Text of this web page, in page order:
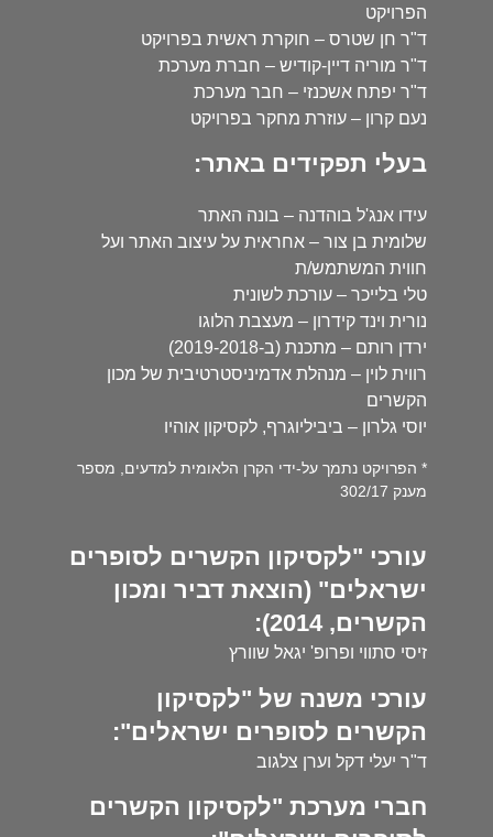
הפרויקט
ד"ר חן שטרס – חוקרת ראשית בפרויקט
ד"ר מוריה דיין-קודיש – חברת מערכת
ד"ר יפתח אשכנזי – חבר מערכת
נעם קרון – עוזרת מחקר בפרויקט
בעלי תפקידים באתר:
עידו אנג'ל בוהדנה – בונה האתר
שלומית בן צור – אחראית על עיצוב האתר ועל
חווית המשתמש/ת
טלי בלייכר – עורכת לשונית
נורית וינד קידרון – מעצבת הלוגו
ירדן רותם – מתכנת (ב-2019-2018)
רווית לוין – מנהלת אדמיניסטרטיבית של מכון
הקשרים
יוסי גלרון – ביביליוגרף, לקסיקון אוהיו
* הפרויקט נתמך על-ידי הקרן הלאומית למדעים, מספר
מענק 302/17
עורכי "לקסיקון הקשרים לסופרים
ישראלים" (הוצאת דביר ומכון
הקשרים, 2014):
זיסי סתווי ופרופ' יגאל שוורץ
עורכי משנה של "לקסיקון
הקשרים לסופרים ישראלים":
ד"ר יעלי דקל וערן צלגוב
חברי מערכת "לקסיקון הקשרים